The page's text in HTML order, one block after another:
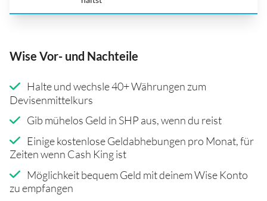
Wise Vor- und Nachteile
Halte und wechsle 40+ Währungen zum
Devisenmittelkurs
Gib mühelos Geld in SHP aus, wenn du reist
Einige kostenlose Geldabhebungen pro Monat, für
Zeiten wenn Cash King ist
Möglichkeit bequem Geld mit deinem Wise Konto
zu empfangen